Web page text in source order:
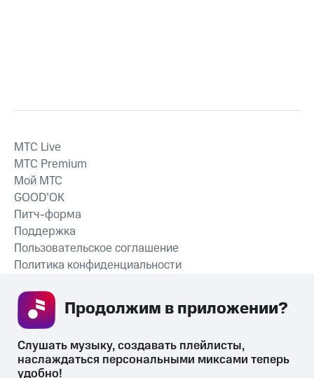
СКАЧАТЬ ПРИЛОЖЕНИЕ
MTС Live
MTС Premium
Мой МТС
GOOD’OK
Питч-форма
Поддержка
Пользовательское соглашение
Политика конфиденциальности
Слушать музыку, создавать плейлисты,
наслаждаться персональными миксами теперь
удобно!